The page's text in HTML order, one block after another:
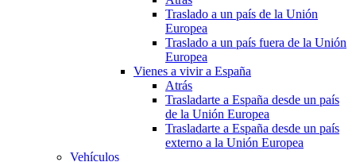
Traslado a un país de la Unión
Europea
Traslado a un país fuera de la Unión
Europea
Vienes a vivir a España
Atrás
Trasladarte a España desde un país
de la Unión Europea
Trasladarte a España desde un país
externo a la Unión Europea
Vehículos